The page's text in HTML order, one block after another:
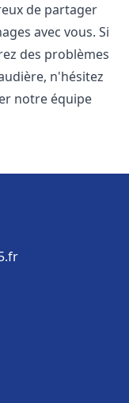
de partager
avec vous. Si
des problèmes
n'hésitez
notre équipe